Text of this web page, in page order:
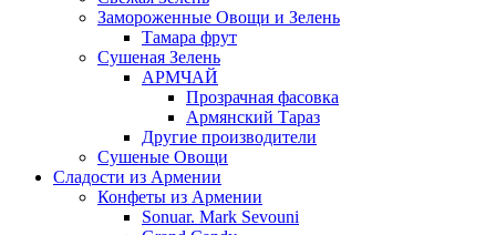
Замороженные Овощи и Зелень
Тамара фрут
Сушеная Зелень
АРМЧАЙ
Прозрачная фасовка
Армянский Тараз
Другие производители
Сушеные Овощи
Сладости из Армении
Конфеты из Армении
Sonuar. Mark Sevouni